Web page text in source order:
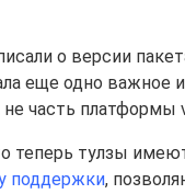
о версии
еще одно важное
часть платформы
теперь тулзы
поддержки,